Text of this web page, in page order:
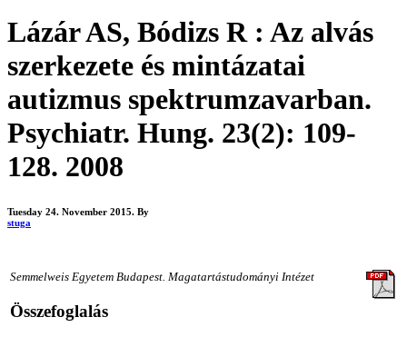
Lázár AS, Bódizs R : Az alvás
szerkezete és mintázatai
autizmus spektrumzavarban.
Psychiatr. Hung. 23(2): 109-
128. 2008
Tuesday 24. November 2015. By
stuga
Semmelweis Egyetem Budapest. Magatartástudományi Intézet
Összefoglalás